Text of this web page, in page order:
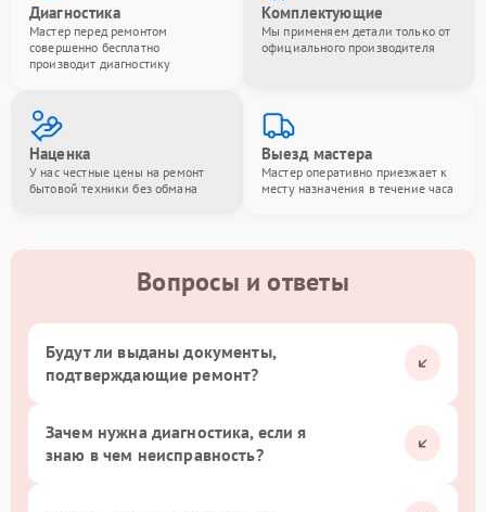
Диагностика
Мастер перед ремонтом
совершенно бесплатно
производит диагностику
Комплектующие
Мы применяем детали только от
официального производителя
Наценка
У нас честные цены на ремонт
бытовой техники без обмана
Выезд мастера
Мастер оперативно приезжает к
месту назначения в течение часа
Вопросы и ответы
Будут ли выданы документы,
подтверждающие ремонт?
Зачем нужна диагностика, если я
знаю в чем неисправность?